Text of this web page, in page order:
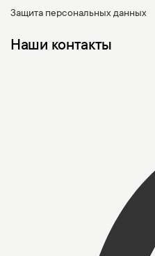
Защита персональных данных
Наши контакты